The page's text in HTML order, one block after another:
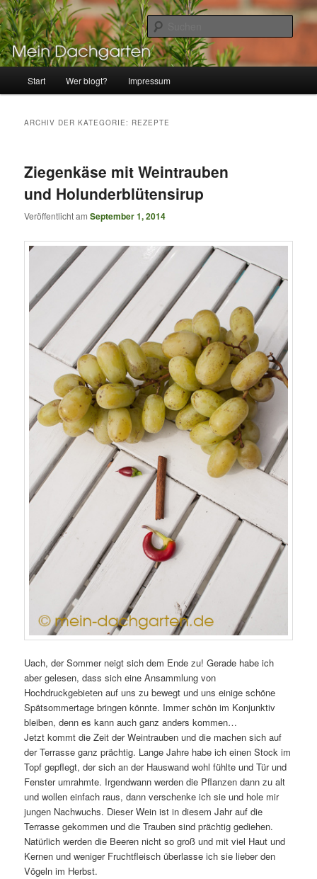
Zum
Inhalt
wechseln
Zum
sekundären
Inhalt
wechselnMein Dachgarten
Pflanzspaß und Kulinarisches über den Dächern von Lübeck
Start Wer blogt? Impressum
ARCHIV DER KATEGORIE: REZEPTE
Ziegenkäse mit Weintrauben
und Holunderblütensirup
Veröffentlicht amSeptember 1, 2014
Uach, der Sommer neigt sich dem Ende zu! Gerade habe ich
aber gelesen, dass sich eine Ansammlung von
Hochdruckgebieten auf uns zu bewegt und uns einige schöne
Spätsommertage bringen könnte. Immer schön im Konjunktiv
bleiben, denn es kann auch ganz anders kommen…
Jetzt kommt die Zeit der Weintrauben und die machen sich auf
der Terrasse ganz prächtig. Lange Jahre habe ich einen Stock im
Topf gepflegt, der sich an der Hauswand wohl fühlte und Tür und
Fenster umrahmte. Irgendwann werden die Pflanzen dann zu alt
und wollen einfach raus, dann verschenke ich sie und hole mir
jungen Nachwuchs. Dieser Wein ist in diesem Jahr auf die
Terrasse gekommen und die Trauben sind prächtig gediehen.
Natürlich werden die Beeren nicht so groß und mit viel Haut und
Kernen und weniger Fruchtfleisch überlasse ich sie lieber den
Vögeln im Herbst.